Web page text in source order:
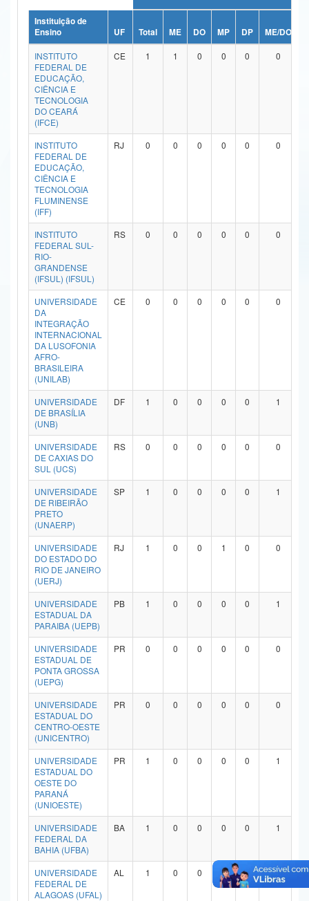
Ministério da Ciência, Tecnologia, Inovações e Comunicações
Ministério do Meio Ambiente
Ministério do Turismo
Ministério do Desenvolvimento Regional
Controladoria-Geral da União
Ministério da Mulher, da Família e dos Direitos Humanos
Secretaria-Geral
Secretaria de Governo
Gabinete de Segurança Institucional
Advocacia-Geral da União
Banco Central do Brasil
Instituição de
Ensino
UF Total ME DO MP DP ME/DO
INSTITUTO
FEDERAL DE
EDUCAÇÃO,
CIÊNCIA E
TECNOLOGIA
DO CEARÁ
(IFCE)
CE 1 1 0 0 0 0
INSTITUTO
FEDERAL DE
EDUCAÇÃO,
CIÊNCIA E
TECNOLOGIA
FLUMINENSE
(IFF)
RJ 0 0 0 0 0 0
INSTITUTO
FEDERAL SUL-
RIO-
GRANDENSE
(IFSUL) (IFSUL)
RS 0 0 0 0 0 0
UNIVERSIDADE
DA
INTEGRAÇÃO
INTERNACIONAL
DA LUSOFONIA
AFRO-
BRASILEIRA
(UNILAB)
CE 0 0 0 0 0 0
UNIVERSIDADE
DE BRASÍLIA
(UNB)
DF 1 0 0 0 0 1
UNIVERSIDADE
DE CAXIAS DO
SUL (UCS)
RS 0 0 0 0 0 0
UNIVERSIDADE
DE RIBEIRÃO
PRETO
(UNAERP)
SP 1 0 0 0 0 1
UNIVERSIDADE
DO ESTADO DO
RIO DE JANEIRO
(UERJ)
RJ 1 0 0 1 0 0
UNIVERSIDADE
ESTADUAL DA
PARAIBA (UEPB)
PB 1 0 0 0 0 1
UNIVERSIDADE
ESTADUAL DE
PONTA GROSSA
(UEPG)
PR 0 0 0 0 0 0
UNIVERSIDADE
ESTADUAL DO
CENTRO-OESTE
(UNICENTRO)
PR 0 0 0 0 0 0
UNIVERSIDADE
ESTADUAL DO
OESTE DO
PARANÁ
(UNIOESTE)
PR 1 0 0 0 0 1
UNIVERSIDADE
FEDERAL DA
BAHIA (UFBA)
BA 1 0 0 0 0 1
UNIVERSIDADE
FEDERAL DE
ALAGOAS (UFAL)
AL 1 0 0 0 0 1